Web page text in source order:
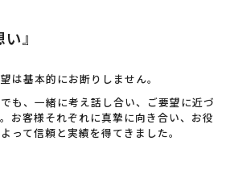
』
は基本的にお断りしません。
も、一緒に考え話し合い、ご要望に近づ
お客様それぞれに真摯に向き合い、お役
って信頼と実績を得てきました。